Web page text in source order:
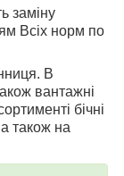
заміну
Всіх норм по
В
вантажні
бічні
а також на